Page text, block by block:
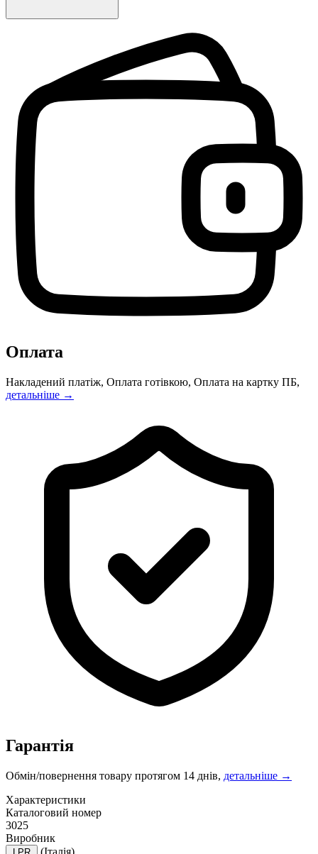
Оплата
Накладений платіж, Оплата готівкою, Оплата на картку ПБ,
детальніше →
Гарантія
Обмін/повернення товару протягом 14 днів, детальніше →
Характеристики
Каталоговий номер
3025
Виробник
(Італія)